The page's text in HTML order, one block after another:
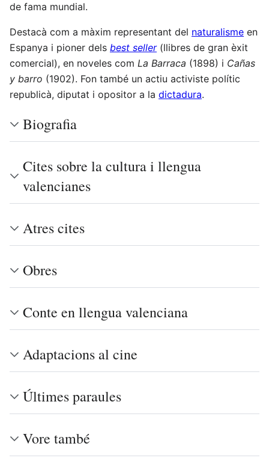
de fama mundial.
Destacà com a màxim representant del naturalisme en
Espanya i pioner dels best seller(llibres de gran èxit
comercial), en noveles com La Barraca (1898) i Cañas
y barro (1902). Fon també un actiu activiste polític
republicà, diputat i opositor a la dictadura.
Biografia
Cites sobre la cultura i llengua
valencianes
Atres cites
Obres
Conte en llengua valenciana
Adaptacions al cine
Últimes paraules
Vore també